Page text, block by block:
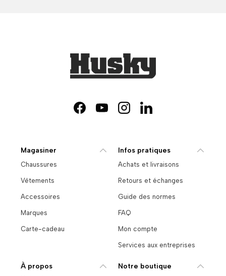
FacebookYouTubeInstagramLinkedIn
Magasiner
Chaussures
Vêtements
Accessoires
Marques
Carte-cadeau
Infos pratiques
Achats et livraisons
Retours et échanges
Guide des normes
FAQ
Mon compte
Services aux entreprises
À propos Notre boutique